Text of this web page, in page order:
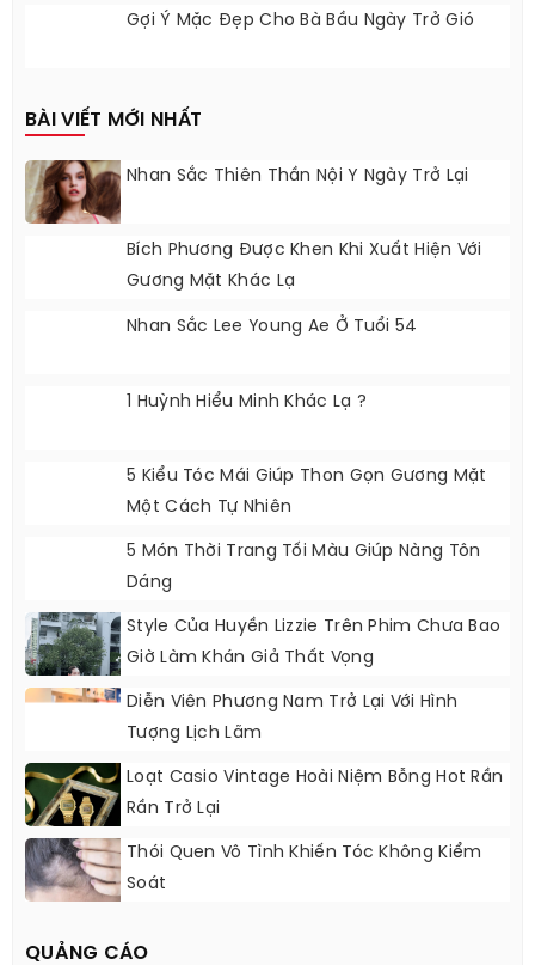
Gợi Ý Mặc Đẹp Cho Bà Bầu Ngày Trở Gió
BÀI VIẾT MỚI NHẤT
Nhan Sắc Thiên Thần Nội Y Ngày Trở Lại
Bích Phương Được Khen Khi Xuất Hiện Với
Gương Mặt Khác Lạ
Nhan Sắc Lee Young Ae Ở Tuổi 54
1 Huỳnh Hiểu Minh Khác Lạ ?
5 Kiểu Tóc Mái Giúp Thon Gọn Gương Mặt
Một Cách Tự Nhiên
5 Món Thời Trang Tối Màu Giúp Nàng Tôn
Dáng
Style Của Huyền Lizzie Trên Phim Chưa Bao
Giờ Làm Khán Giả Thất Vọng
Diễn Viên Phương Nam Trở Lại Với Hình
Tượng Lịch Lãm
Loạt Casio Vintage Hoài Niệm Bỗng Hot Rần
Rần Trở Lại
Thói Quen Vô Tình Khiến Tóc Không Kiểm
Soát
QUẢNG CÁO